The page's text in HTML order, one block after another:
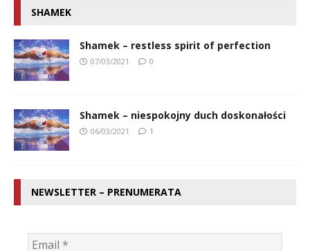
SHAMEK
Shamek – restless spirit of perfection
07/03/2021 0
Shamek – niespokojny duch doskonałości
06/03/2021 1
NEWSLETTER – PRENUMERATA